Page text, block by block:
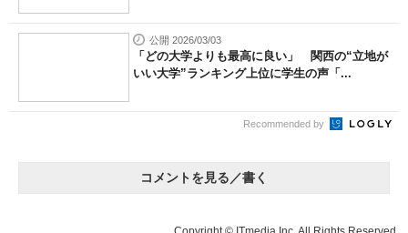
公開 2026/03/03
「どの大学よりも最高に良い」 関西の“立地が
いい大学”ランキング上位に学生の声「...
Recommended by
コメントを見る／書く